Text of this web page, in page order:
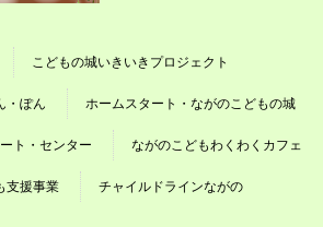
こどもの城いきいきプロジェクト
・ぽん ホームスタート・ながのこどもの城
ト・センター ながのこどもわくわくカフェ
支援事業 チャイルドラインながの